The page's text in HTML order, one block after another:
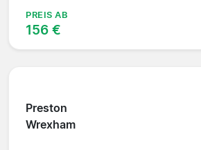
PREIS AB
156 €
Preston
Wrexham